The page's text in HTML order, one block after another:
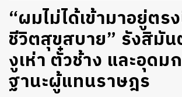
“ผมไม่ได้เข้ามาอยู่ตร
ชีวิตสุขสบาย” รังสิมัน
งูเห่า ตั๋วช้าง และอุด
ฐานะผู้แทนราษฎร